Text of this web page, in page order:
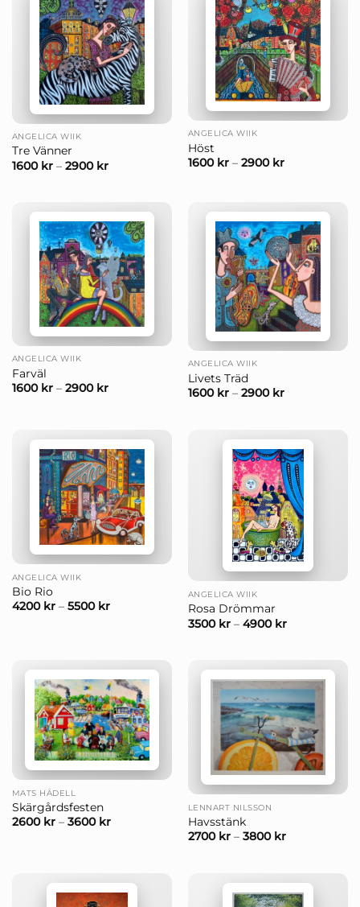
ANGELICA WIIK
Tre Vänner
1600 kr– 2900 kr
ANGELICA WIIK
Höst
1600 kr– 2900 kr
ANGELICA WIIK
Farväl
1600 kr– 2900 kr
ANGELICA WIIK
Livets Träd
1600 kr– 2900 kr
ANGELICA WIIK
Bio Rio
4200 kr– 5500 kr
ANGELICA WIIK
Rosa Drömmar
3500 kr– 4900 kr
MATS HÅDELL
Skärgårdsfesten
2600 kr– 3600 kr
LENNART NILSSON
Havsstänk
2700 kr– 3800 kr